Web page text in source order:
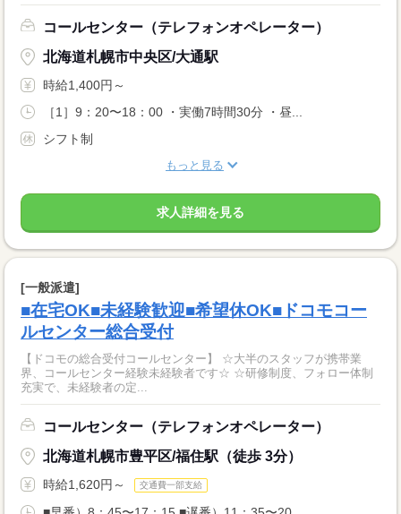
コールセンター（テレフォンオペレーター）
北海道札幌市中央区/大通駅
時給1,400円～
［1］9：20〜18：00 ・実働7時間30分 ・昼...
シフト制
もっと見る
求人詳細を見る
[一般派遣]
■在宅OK■未経験歓迎■希望休OK■ドコモコー
ルセンター総合受付
【ドコモの総合受付コールセンター】 ☆大半のスタッフが携帯業
界、コールセンター経験未経験者です☆ ☆研修制度、フォロー体制
充実で、未経験者の定...
コールセンター（テレフォンオペレーター）
北海道札幌市豊平区/福住駅（徒歩 3分）
時給1,620円～ 交通費一部支給